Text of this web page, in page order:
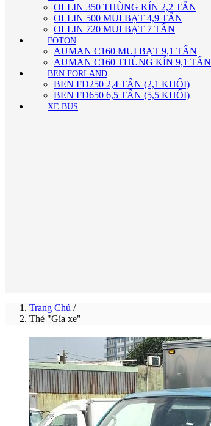
OLLIN 350 THÙNG KÍN 2,2 TẤN
OLLIN 500 MUI BẠT 4,9 TẤN
OLLIN 720 MUI BẠT 7 TẤN
FOTON
AUMAN C160 MUI BẠT 9,1 TẤN
AUMAN C160 THÙNG KÍN 9,1 TẤN
BEN FORLAND
BEN FD250 2,4 TẤN (2,1 KHỐI)
BEN FD650 6,5 TẤN (5,5 KHỐI)
XE BUS
Trang Chủ /
Thẻ "Gía xe"